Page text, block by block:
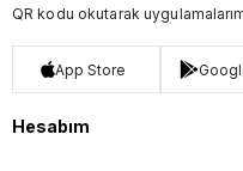
QR kodu okutarak
App Store
Hesabım